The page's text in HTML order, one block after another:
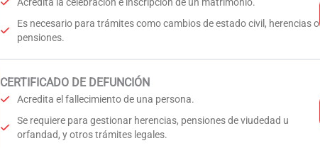
Es necesario para trámites como cambios de estado civil, herencias o
pensiones.
CERTIFICADO DE DEFUNCIÓN
Acredita el fallecimiento de una persona.
Se requiere para gestionar herencias, pensiones de viudedad u
orfandad, y otros trámites legales.